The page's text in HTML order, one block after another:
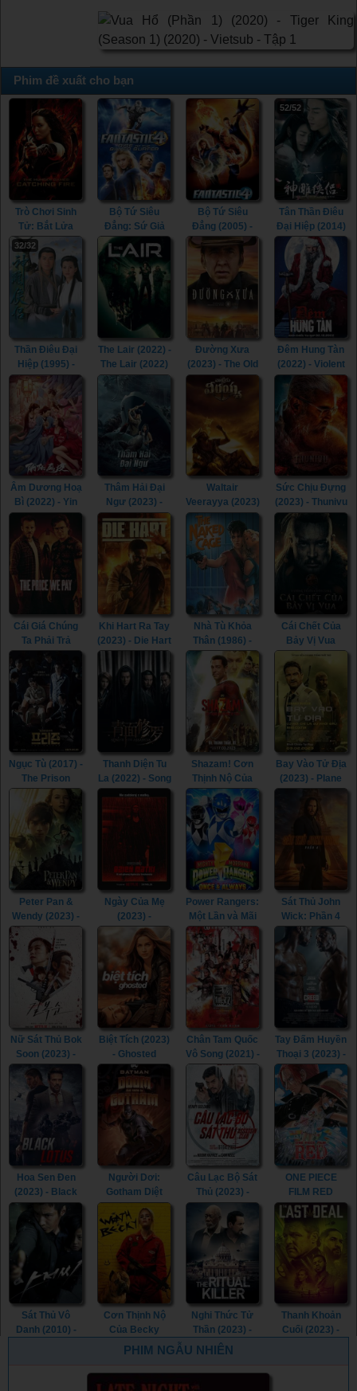
Phim đề xuất cho bạn
Trò Chơi Sinh
Tử: Bắt Lửa
(2013) - The
Hunger Games:
Catching Fire
(2013)
Bộ Tứ Siêu
Đẳng: Sứ Giả
Bạc (2007) -
Fantastic Four:
Rise of the
Silver Surfer
Bộ Tứ Siêu
Đẳng (2005) -
Fantastic Four
(2005)
52/52
Tân Thần Điêu
Đại Hiệp (2014)
- The Romance
of the Condor
Heroes (2014)
32/32
Thần Điêu Đại
Hiệp (1995) -
Return of The
Condor Heroes
(1995)
The Lair (2022) -
The Lair (2022)
Đường Xưa
(2023) - The Old
Way (2023)
Đêm Hung Tàn
(2022) - Violent
Night (2022)
Âm Dương Hoạ
Bì (2022) - Yin
Yang Painted
Skin (2022)
Thâm Hải Đại
Ngư (2023) -
Monster of The
Deep (2023)
Waltair
Veerayya (2023)
- Waltair
Veerayya (2023)
Sức Chịu Đựng
(2023) - Thunivu
(2023)
Cái Giá Chúng
Ta Phải Trả
Price We Pay
(2023)
Khi Hart Ra Tay
(2023) - Die Hart
Nhà Tù Khỏa
Thân (1986) -
The Naked
Cage (1986)
Cái Chết Của
Bảy Vị Vua
(2023) - The
Last Kingdom:
Seven Kings
Must Die (2023)
Ngục Tù (2017) -
The Prison
(2017)
Thanh Diện Tu
La (2022) - Song
of the
Assassins
(2022)
Shazam! Cơn
Thịnh Nộ Của
Các Vị Thần
(2023) -
Shazam! Fury of
the Gods (2023)
Bay Vào Tử Địa
(2023) - Plane
Peter Pan &
Wendy (2023) -
Peter Pan &
Wendy (2023)
Ngày Của Mẹ
(2023) -
Mother's Day
(2023)
Power Rangers:
Một Lần và Mãi
Mãi (2023) -
Mighty Morphin
Power Rangers:
Once & Always
(2023)
Sát Thủ John
Wick: Phần 4
(2023) - John
Wick: Chapter 4
Nữ Sát Thủ Bok
Soon (2023) -
(2023)
Biệt Tích (2023)
- Ghosted
(2023)
Chân Tam Quốc
Vô Song (2021) -
Dynasty
Warriors (2021)
Tay Đấm Huyền
Thoại 3 (2023) -
Creed III (2023)
Hoa Sen Đen
(2023) - Black
Lotus (2023)
Người Dơi:
Gotham Diệt
Vong (2023) -
Batman: The
Doom That
Came to
Gotham (2023)
Câu Lạc Bộ Sát
Thủ (2023) -
Assassin Club
(2023)
ONE PIECE
FILM RED
(2022) - ONE
PIECE FILM
RED (2022)
Sát Thủ Vô
Danh (2010) -
Cơn Thịnh Nộ
Của Becky
(2023) - The
(2023)
Nghi Thức Tử
Thần (2023) -
The Ritual Killer
Thanh Khoản
Cuối (2023) -
PHIM NGẪU NHIÊN